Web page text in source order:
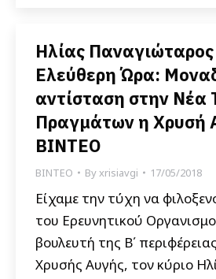
Ηλίας
Ελεύθερη Ώρα:
αντίσταση στην Νέα
Πραγμάτων η Χρυσή
ΒΙΝΤΕΟ
ΒΙΝΤΕΟ Byxrisiavgi 17/05/2018
Είχαμε την τύχη να
του Ερευνητικού
βουλευτή της Β΄
Χρυσής Αυγής, τον κύριο